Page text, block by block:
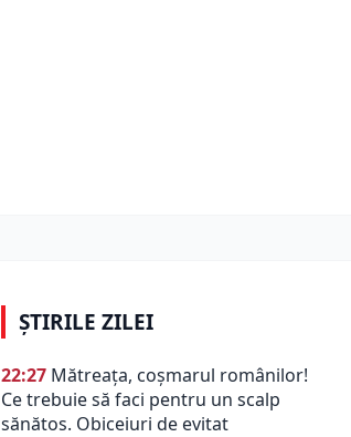
ȘTIRILE ZILEI
22:27 Mătreața, coșmarul românilor!
Ce trebuie să faci pentru un scalp
sănătos. Obiceiuri de evitat